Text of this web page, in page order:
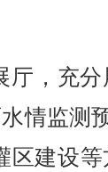
，充
情监测
建设